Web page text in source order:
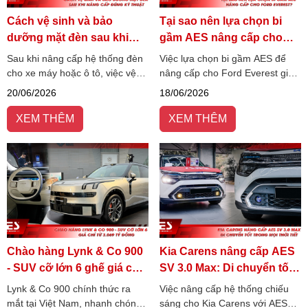
Cách vệ sinh và bảo
dưỡng mặt đèn sau khi
nâng cấp đúng kỹ thuật
Sau khi nâng cấp hệ thống đèn
cho xe máy hoặc ô tô, việc vệ
sinh và bảo dưỡng mặt đèn
giúp duy trì hiệu suất chiếu
sáng, tăng tuổi thọ đèn.
20/06/2026
XEM THÊM
Tại sao nên lựa chọn bi
gầm AES nâng cấp cho
Ford Everest?
Việc lựa chọn bi gầm AES để
nâng cấp cho Ford Everest giúp
cải thiện đáng kể khả năng
và hỗ trợ lái xe an toàn hơn khi
đi đêm hoặc gặp thời tiết xấu.
18/06/2026
XEM THÊM
Chào hàng Lynk & Co 900
- SUV cỡ lớn 6 ghế giá chỉ
từ 3.069 tỷ đồng
Lynk & Co 900 chính thức ra
mắt tại Việt Nam, nhanh chóng
Kia Carens nâng cấp AES
SV 3.0 Max: Di chuyển tốt
trong mọi thời tiết
Việc nâng cấp hệ thống chiếu
sáng cho Kia Carens với AES